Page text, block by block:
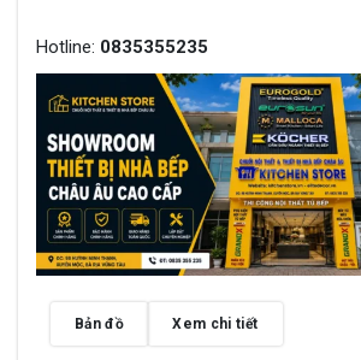
Hotline: 0835355235
Bản đồ Xem chi tiết